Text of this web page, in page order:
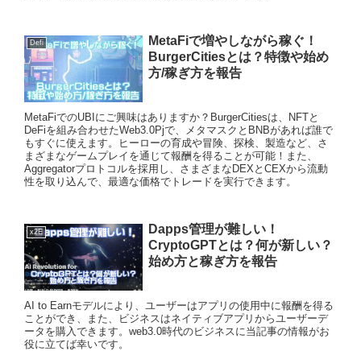
Defi
MetaFiで増やしながら稼ぐ！
BurgerCitiesとは？特徴や始め
方/稼ぎ方を報告
MetaFiでのUBIにご興味はありますか？BurgerCitiesは、NFTと
DeFiを組み合わせたWeb3.0Pjで、メタマスクとBNBがあれば誰で
もすぐに使えます。ヒーローの育成や冒険、探検、製造など、さ
まざまなゲームプレイを通じて報酬を得ることが可能！また、
Aggregatorプロトコルを採用し、さまざまなDEXとCEXから流動
性を取り込んで、最適な価格でトレードを実行できます。
x2E
Dapps管理が難しい！
CryptoGPTとは？何が新しい？
始め方と稼ぎ方を報告
AI to Earnモデルにより、ユーザーはアプリの使用中に報酬を得る
ことができ、また、ビジネスはネイティブアプリからユーザーデ
ータを購入できます。web3.0時代のビジネスに当記事の情報がお
役に立てば幸いです。